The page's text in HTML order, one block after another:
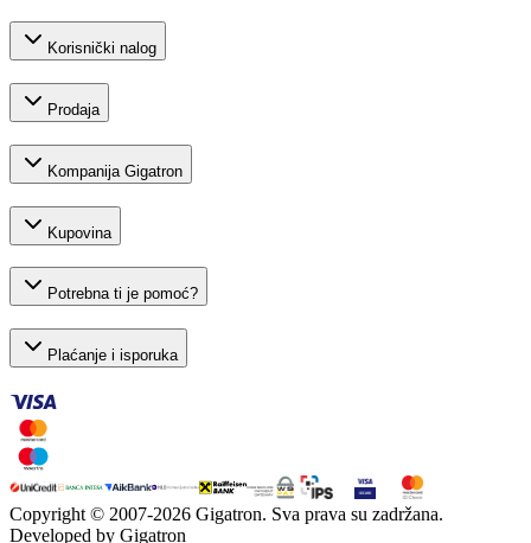
Korisnički nalog
Prodaja
Kompanija Gigatron
Kupovina
Potrebna ti je pomoć?
Plaćanje i isporuka
Copyright © 2007-2026 Gigatron. Sva prava su zadržana.
Developed by Gigatron